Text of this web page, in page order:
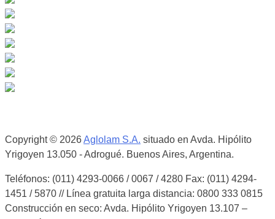
Copyright © 2026Aglolam S.A. situado en Avda. Hipólito
Yrigoyen 13.050 - Adrogué. Buenos Aires, Argentina.
Teléfonos: (011) 4293-0066 / 0067 / 4280 Fax: (011) 4294-
1451 / 5870 // Línea gratuita larga distancia: 0800 333 0815
Construcción en seco: Avda. Hipólito Yrigoyen 13.107 –